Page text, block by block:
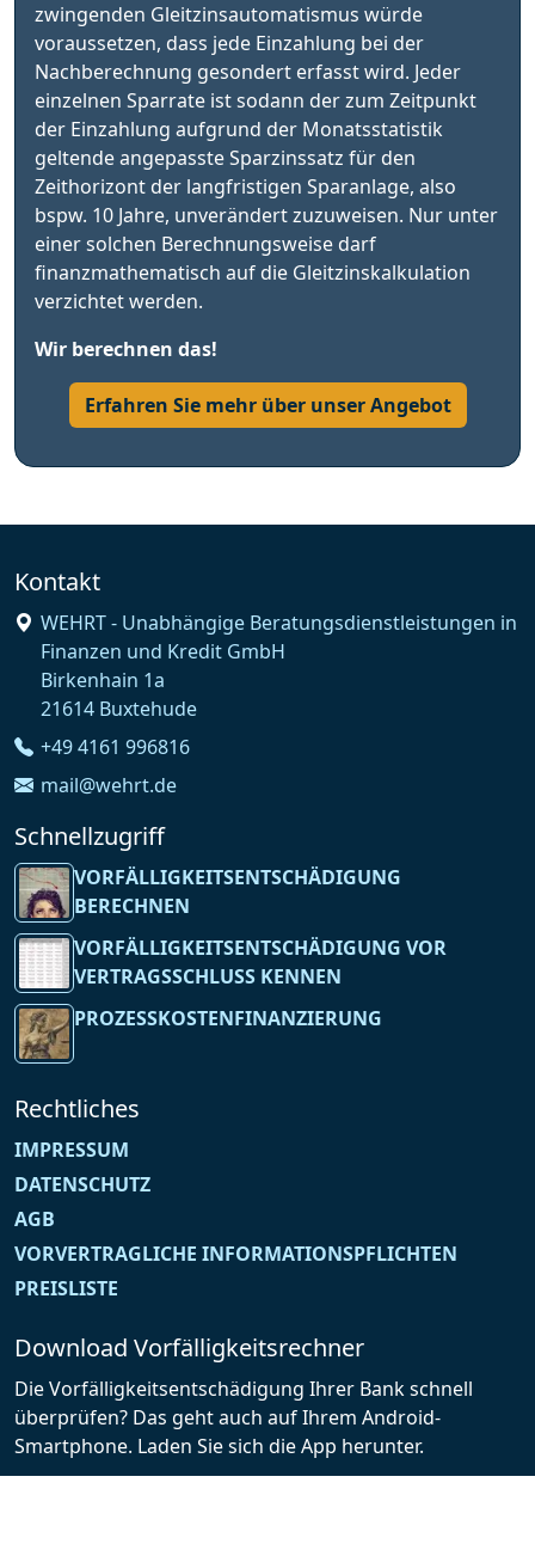
zwingenden Gleitzinsautomatismus würde
voraussetzen, dass jede Einzahlung bei der
Nachberechnung gesondert erfasst wird. Jeder
einzelnen Sparrate ist sodann der zum Zeitpunkt
der Einzahlung aufgrund der Monatsstatistik
geltende angepasste Sparzinssatz für den
Zeithorizont der langfristigen Sparanlage, also
bspw. 10 Jahre, unverändert zuzuweisen. Nur unter
einer solchen Berechnungsweise darf
finanzmathematisch auf die Gleitzinskalkulation
verzichtet werden.
Wir berechnen das!
Erfahren Sie mehr über unser Angebot
Kontakt
WEHRT - Unabhängige Beratungsdienstleistungen in
Finanzen und Kredit GmbH
Birkenhain 1a
21614 Buxtehude
+49 4161 996816
mail@wehrt.de
Schnellzugriff
VORFÄLLIGKEITSENTSCHÄDIGUNG
BERECHNEN
VORFÄLLIGKEITSENTSCHÄDIGUNG VOR
VERTRAGSSCHLUSS KENNEN
PROZESSKOSTENFINANZIERUNG
Rechtliches
IMPRESSUM
DATENSCHUTZ
AGB
VORVERTRAGLICHE INFORMATIONSPFLICHTEN
PREISLISTE
Download Vorfälligkeitsrechner
Die Vorfälligkeitsentschädigung Ihrer Bank schnell
überprüfen? Das geht auch auf Ihrem Android-
Smartphone. Laden Sie sich die App herunter.